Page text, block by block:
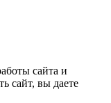
сайта и
сайт, вы даете